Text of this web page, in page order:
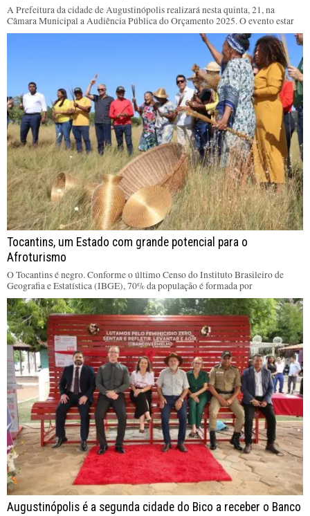
A Prefeitura da cidade de Augustinópolis realizará nesta quinta, 21, na
Câmara Municipal a Audiência Pública do Orçamento 2025. O evento estar
Tocantins, um Estado com grande potencial para o
Afroturismo
O Tocantins é negro. Conforme o último Censo do Instituto Brasileiro de
Geografia e Estatística (IBGE), 70% da população é formada por
Augustinópolis é a segunda cidade do Bico a receber o Banco